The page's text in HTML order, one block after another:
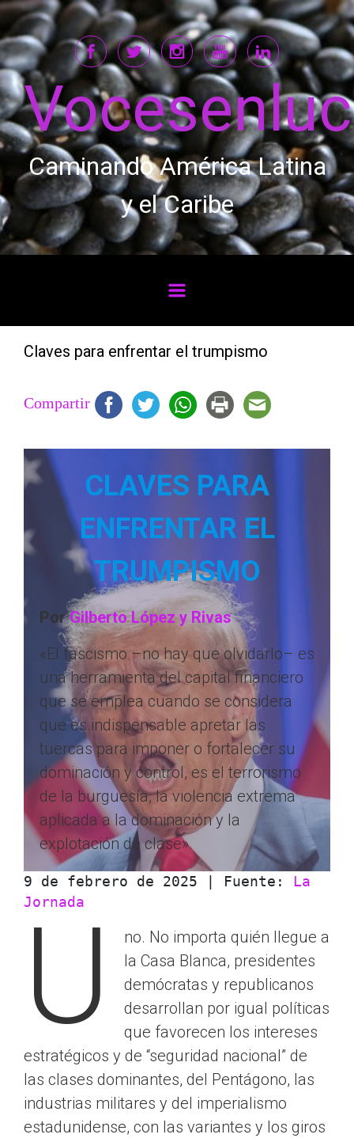
Saltar al contenido principal
Caminando América Latina
y el Caribe
Claves para enfrentar el trumpismo
Compartir
CLAVES PARA
ENFRENTAR EL
TRUMPISMO
PorGilberto López y Rivas
«El fascismo –no hay que olvidarlo– es
una herramienta del capital financiero
que se emplea cuando se considera
que es indispensable apretar las
tuercas para imponer o fortalecer su
dominación y control, es el terrorismo
de la burguesía, la violencia extrema
aplicada a la dominación y la
explotación de clase».
9 de febrero de 2025 | Fuente:
La
Jornada
U
no. No importa quién llegue a
la Casa Blanca, presidentes
demócratas y republicanos
desarrollan por igual políticas
que favorecen los intereses
estratégicos y de “seguridad nacional” de
las clases dominantes, del Pentágono, las
industrias militares y del imperialismo
estadunidense, con las variantes y los giros